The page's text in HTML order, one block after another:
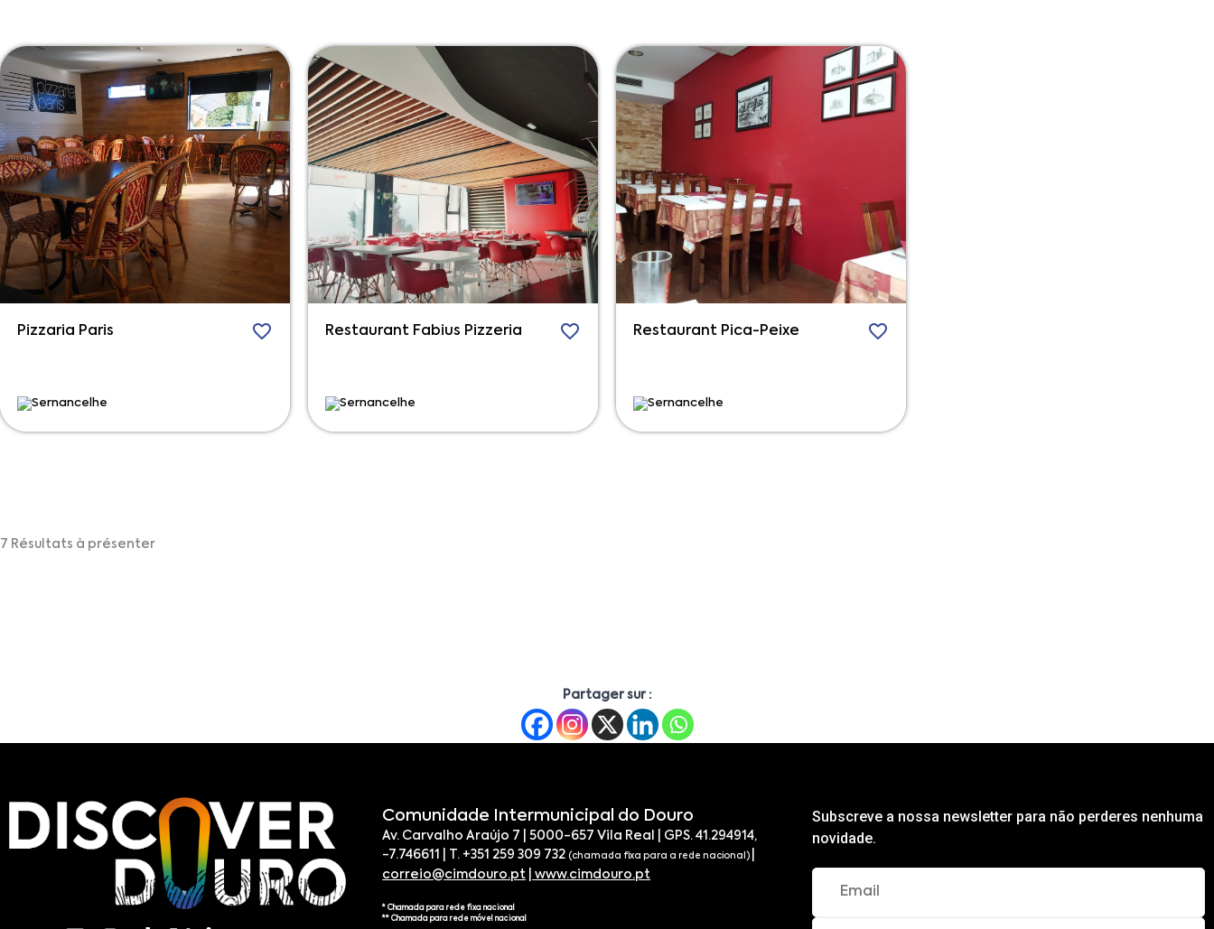
Pizzaria Paris
Sernancelhe
Restaurant Fabius Pizzeria
Sernancelhe
Restaurant Pica-Peixe
Sernancelhe
7 Résultats à présenter
Partager sur :
Comunidade Intermunicipal do Douro
Av. Carvalho Araújo 7 | 5000-657 Vila Real | GPS. 41.294914,
-7.746611 | T. +351 259 309 732(chamada fixa para a rede nacional)
correio@cimdouro.pt
www.cimdouro.pt
* Chamada para rede fixa nacional
** Chamada para rede móvel nacional
Subscreve a nossa newsletter para não perderes nenhuma
novidade.